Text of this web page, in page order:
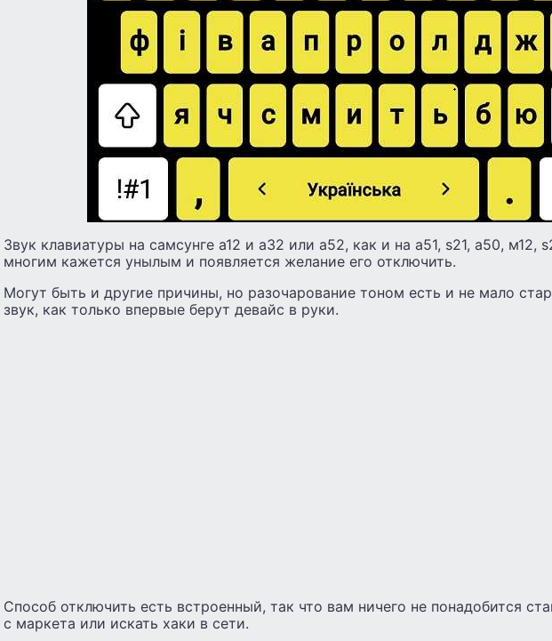
Звук клавиатуры на самсунге а12 и а32 или а52, как и на а51, s21, а50, м12,
многим кажется унылым и появляется желание его отключить.
Могут быть и другие причины, но разочарование тоном есть и не мало
звук, как только впервые берут девайс в руки.
Способ отключить есть встроенный, так что вам ничего не понадобится
с маркета или искать хаки в сети.